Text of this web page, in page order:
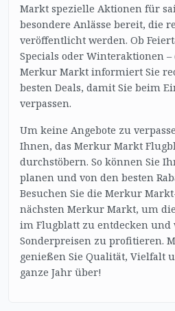
Markt spezielle Aktionen für
besondere Anlässe bereit, die
veröffentlicht werden. Ob
Specials oder Winteraktionen –
Merkur Markt informiert Sie
besten Deals, damit Sie beim
verpassen.
Um keine Angebote zu
Ihnen, das Merkur Markt
durchstöbern. So können Sie
planen und von den besten
Besuchen Sie die Merkur
nächsten Merkur Markt, um
im Flugblatt zu entdecken und
Sonderpreisen zu profitieren.
genießen Sie Qualität, Vielfalt
ganze Jahr über!